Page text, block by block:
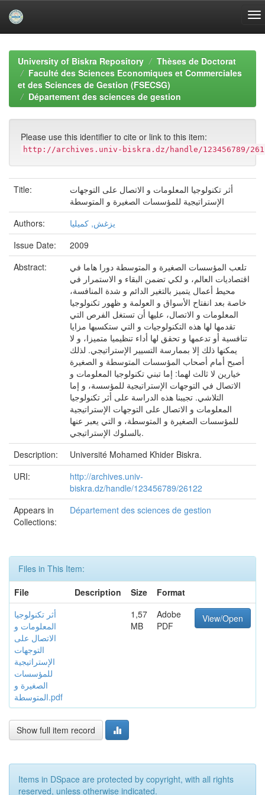
navigationUniversity of Biskra Repository
Thèses de Doctorat
Faculté des Sciences Economiques et Commerciales
et des Sciences de Gestion (FSECSG)
Département des sciences de gestion
Please use this identifier to cite or link to this item:
http://archives.univ-biskra.dz/handle/123456789/
Title:
أثر تكنولوجيا المعلومات و الاتصال على التوجهات
الإستراتيجية للمؤسسات الصغيرة و المتوسطة
Authors:
يزغش, كميليا
Issue Date:
2009
Abstract:
تلعب المؤسسات الصغيرة و المتوسطة دورا هاما في
اقتصاديات العالم، و لكي تضمن البقاء و الاستمرار في
محيط أعمال يتميز بالتغير الدائم و شدة المنافسة،
خاصة بعد انفتاح الأسواق و العولمة و ظهور تكنولوجيا
المعلومات و الاتصال، عليها أن تستغل الفرص التي
تقدمها لها هذه التكنولوجيات و التي ستكسبها مزايا
تنافسية أو تدعمها و تحقق لها أداء تنظيميا متميزا، و لا
يمكنها ذلك إلا بممارسة التسيير الإستراتيجي. لذلك
أصبح أمام أصحاب المؤسسات المتوسطة و الصغيرة
خيارين لا ثالث لهما: إما تبني تكنولوجيا المعلومات و
الاتصال في التوجهات الإستراتيجية للمؤسسة، و إما
التلاشي. تجيبنا هذه الدراسة على أثر تكنولوجيا
المعلومات و الاتصال على التوجهات الإستراتيجية
للمؤسسات الصغيرة و المتوسطة، و التي يعبر عنها
بالسلوك الإستراتيجي.
Description:
Université Mohamed Khider Biskra.
URI:
http://archives.univ-
biskra.dz/handle/123456789/26122
Appears in
Collections:
Département des sciences de gestion
Files in This Item:
File
Description Size
Format
أثر تكنولوجيا
المعلومات و
الاتصال على
التوجهات
الإستراتيجية
للمؤسسات
الصغيرة و
المتوسطة.pdf
1,57
MB
Adobe
PDF
View/Open
Show full item record
Items in DSpace are protected by copyright, with all rights
reserved, unless otherwise indicated.